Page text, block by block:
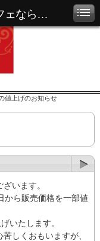
大阪市鶴見区のケーキ・カフェなら「パティスリー アンジャルダン」
値上げのお知らせ
います。
から販売価格を一部値
いたします。
しくおもいますが、